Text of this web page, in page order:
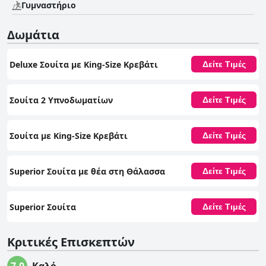
προϋπολογισμό και οικογένειες που αναζητούν ένα βολικό
παραθαλάσσιο καταφύγιο.
Γυμναστήριο
Δωμάτια
Deluxe Σουίτα με King-Size Κρεβάτι Δείτε Τιμές
Σουίτα 2 Υπνοδωματίων Δείτε Τιμές
Σουίτα με King-Size Κρεβάτι Δείτε Τιμές
Superior Σουίτα με θέα στη Θάλασσα Δείτε Τιμές
Superior Σουίτα Δείτε Τιμές
Κριτικές Επισκεπτών